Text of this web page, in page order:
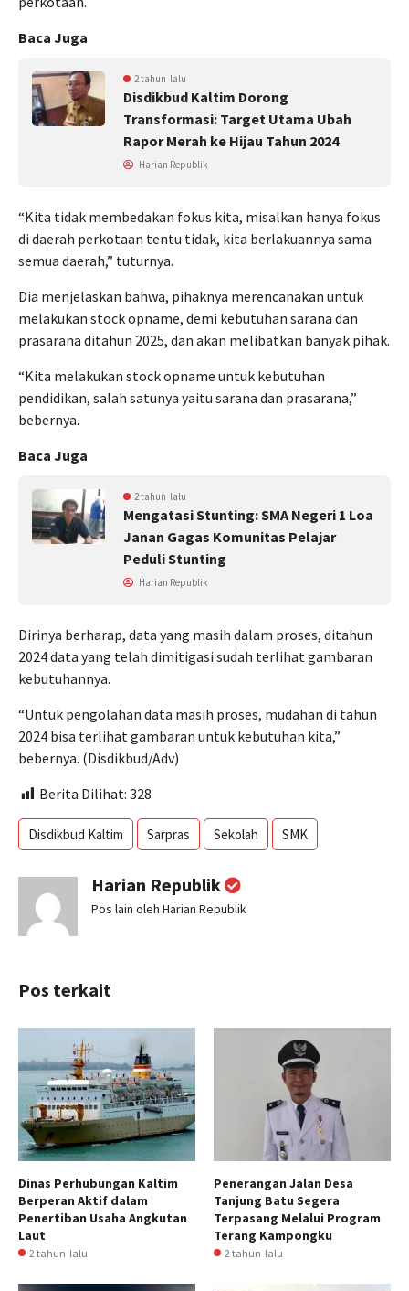
Baca Juga
2 tahun lalu
Disdikbud Kaltim Dorong
Transformasi: Target Utama Ubah
Rapor Merah ke Hijau Tahun 2024
Harian Republik
“Kita tidak membedakan fokus kita, misalkan hanya fokus
di daerah perkotaan tentu tidak, kita berlakuannya sama
semua daerah,” tuturnya.
Dia menjelaskan bahwa, pihaknya merencanakan untuk
melakukan stock opname, demi kebutuhan sarana dan
prasarana ditahun 2025, dan akan melibatkan banyak pihak.
“Kita melakukan stock opname untuk kebutuhan
pendidikan, salah satunya yaitu sarana dan prasarana,”
bebernya.
Baca Juga
2 tahun lalu
Mengatasi Stunting: SMA Negeri 1 Loa
Janan Gagas Komunitas Pelajar
Peduli Stunting
Harian Republik
Dirinya berharap, data yang masih dalam proses, ditahun
2024 data yang telah dimitigasi sudah terlihat gambaran
kebutuhannya.
“Untuk pengolahan data masih proses, mudahan di tahun
2024 bisa terlihat gambaran untuk kebutuhan kita,”
bebernya. (Disdikbud/Adv)
Berita Dilihat: 328
Disdikbud Kaltim Sarpras Sekolah SMK
Harian Republik
Pos lain oleh Harian Republik
Pos terkait
Dinas Perhubungan Kaltim
Berperan Aktif dalam
Penertiban Usaha Angkutan
Laut
2 tahun lalu
Penerangan Jalan Desa
Tanjung Batu Segera
Terpasang Melalui Program
Terang Kampongku
2 tahun lalu